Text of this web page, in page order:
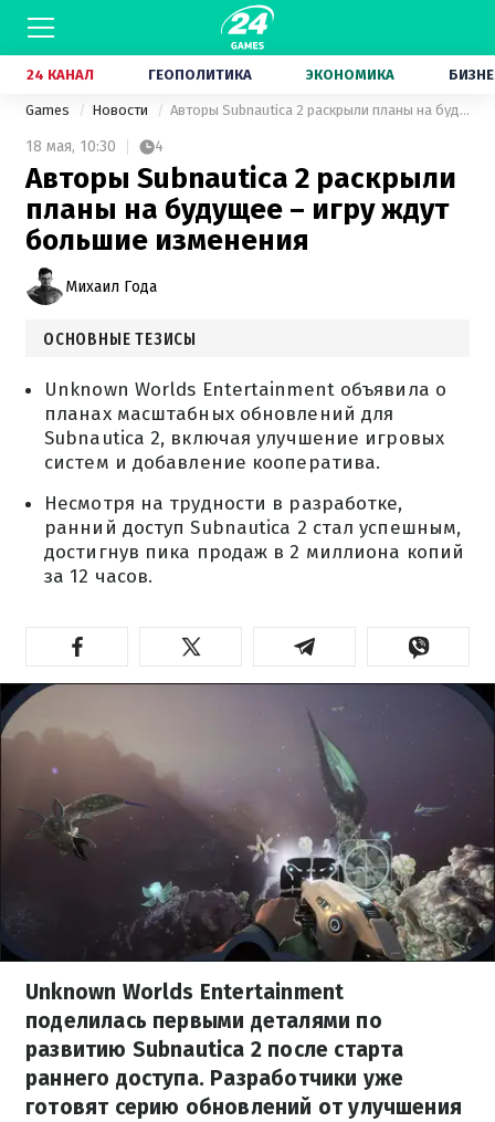
24 КАНАЛ ГЕОПОЛИТИКА ЭКОНОМИКА
Games Новости Авторы Subnautica 2 раскрыли планы на будущее – игру ждут большие изменения
18 мая, 10:30 4
Авторы Subnautica 2 раскрыли
планы на будущее – игру ждут
большие изменения
Михаил Года
ОСНОВНЫЕ ТЕЗИСЫ
Unknown Worlds Entertainment объявила о
планах масштабных обновлений для
Subnautica 2, включая улучшение игровых
систем и добавление кооператива.
Несмотря на трудности в разработке,
ранний доступ Subnautica 2 стал успешным,
достигнув пика продаж в 2 миллиона копий
за 12 часов.
Unknown Worlds Entertainment
поделилась первыми деталями по
развитию Subnautica 2 после старта
раннего доступа. Разработчики уже
готовят серию обновлений от улучшения